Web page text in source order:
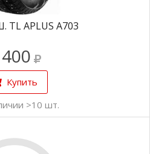
TL APLUS A703
Купить
>10 шт.